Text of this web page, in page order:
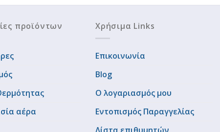
προϊόντων
αέρα
Χρήσιμα Links
Επικοινωνία
Blog
Ο λογαριασμός μου
Εντοπισμός Παραγγελίας
Λίστα επιθυμητών